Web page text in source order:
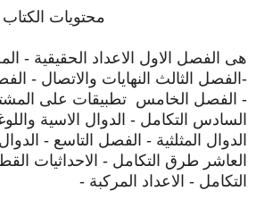
محتويات الكتاب
هى الفصل الاول الاعداد الحقيقية -
-الفصل الثالث النهايات والاتصال -
- الفصل الخامس تطبيقات على
السادس التكامل - الدوال الاسية
الدوال المثلثية - الفصل التاسع -
العاشر طرق التكامل - الاحداثيات
التكامل - الاعداد المركبة -